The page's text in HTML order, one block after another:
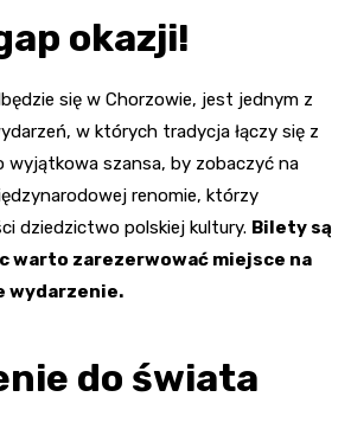
okazji!
się w Chorzowie, jest jednym z
w których tradycja łączy się z
wyjątkowa szansa, by zobaczyć na
renomie, którzy
dziedzictwo polskiej kultury. Bilety są
warto zarezerwować miejsce na
wydarzenie.
do świata